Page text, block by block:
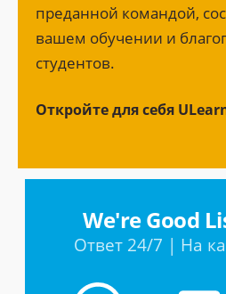
преданной командой,
вашем обучении и
студентов.
Откройте для себя
We're Good
Ответ 24/7 | На